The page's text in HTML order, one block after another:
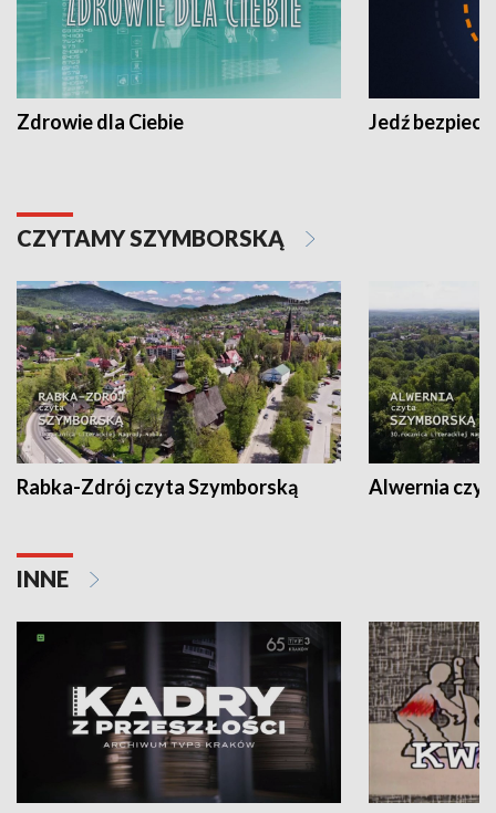
Zdrowie dla Ciebie Jedź
CZYTAMY SZYMBORSKĄ
Rabka-Zdrój czyta Szymborską Alwernia
INNE